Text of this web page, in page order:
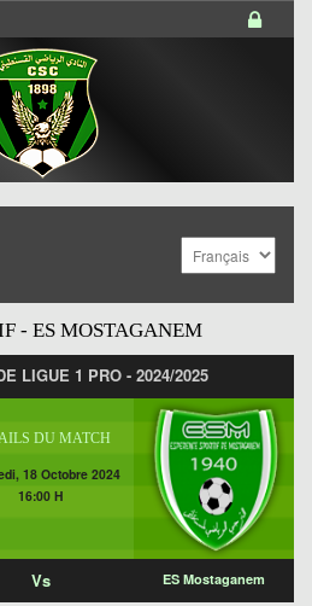
- ES MOSTAGANEM
LIGUE 1 PRO - 2024/2025
DU MATCH
18 Octobre 2024
16:00 H
Vs ES Mostaganem